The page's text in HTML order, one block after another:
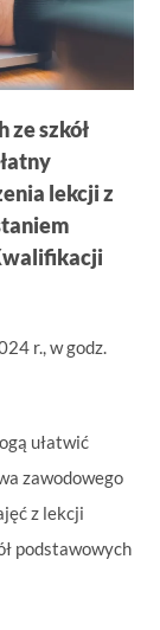
szkół
lekcji z
r., w godz.
ułatwić
zawodowego
z lekcji
podstawowych